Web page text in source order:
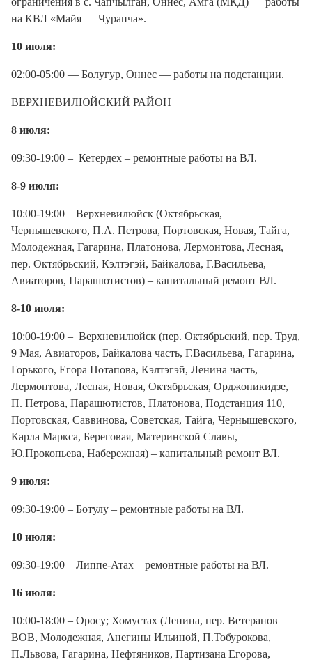
на КВЛ «Майя — Чурапча».
10 июля:
02:00-05:00 — Болугур, Оннес — работы на подстанции.
ВЕРХНЕВИЛЮЙСКИЙ РАЙОН
8 июля:
09:30-19:00 – Кетердех – ремонтные работы на ВЛ.
8-9 июля:
10:00-19:00 – Верхневилюйск (Октябрьская,
Чернышевского, П.А. Петрова, Портовская, Новая, Тайга,
Молодежная, Гагарина, Платонова, Лермонтова, Лесная,
пер. Октябрьский, Кэлтэгэй, Байкалова, Г.Васильева,
Авиаторов, Парашютистов) – капитальный ремонт ВЛ.
8-10 июля:
10:00-19:00 – Верхневилюйск (пер. Октябрьский, пер. Труд,
9 Мая, Авиаторов, Байкалова часть, Г.Васильева, Гагарина,
Горького, Егора Потапова, Кэлтэгэй, Ленина часть,
Лермонтова, Лесная, Новая, Октябрьская, Орджоникидзе,
П. Петрова, Парашютистов, Платонова, Подстанция 110,
Портовская, Саввинова, Советская, Тайга, Чернышевского,
Карла Маркса, Береговая, Материнской Славы,
Ю.Прокопьева, Набережная) – капитальный ремонт ВЛ.
9 июля:
09:30-19:00 – Ботулу – ремонтные работы на ВЛ.
10 июля:
09:30-19:00 – Липпе-Атах – ремонтные работы на ВЛ.
16 июля:
10:00-18:00 – Оросу; Хомустах (Ленина, пер. Ветеранов
ВОВ, Молодежная, Анегины Ильиной, П.Тобурокова,
П.Львова, Гагарина, Нефтяников, Партизана Егорова,